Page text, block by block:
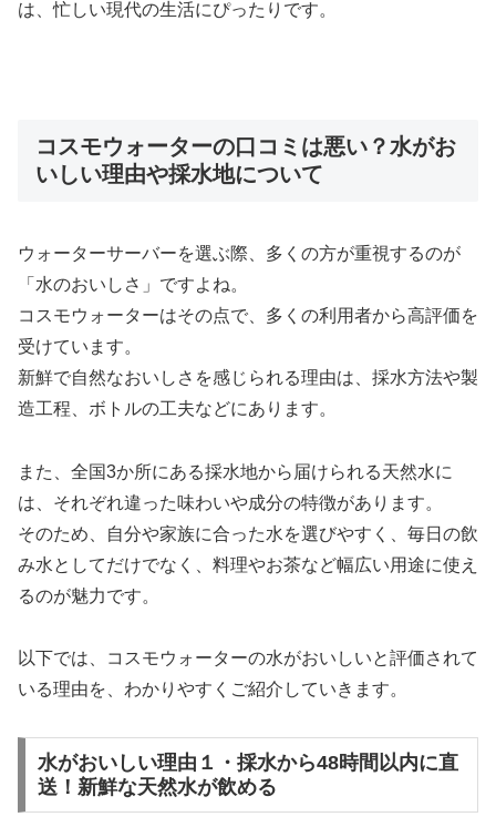
は、忙しい現代の生活にぴったりです。
コスモウォーターの口コミは悪い？水がお
いしい理由や採水地について
ウォーターサーバーを選ぶ際、多くの方が重視するのが
「水のおいしさ」ですよね。
コスモウォーターはその点で、多くの利用者から高評価を
受けています。
新鮮で自然なおいしさを感じられる理由は、採水方法や製
造工程、ボトルの工夫などにあります。
また、全国3か所にある採水地から届けられる天然水に
は、それぞれ違った味わいや成分の特徴があります。
そのため、自分や家族に合った水を選びやすく、毎日の飲
み水としてだけでなく、料理やお茶など幅広い用途に使え
るのが魅力です。
以下では、コスモウォーターの水がおいしいと評価されて
いる理由を、わかりやすくご紹介していきます。
水がおいしい理由１・採水から48時間以内に直
送！新鮮な天然水が飲める